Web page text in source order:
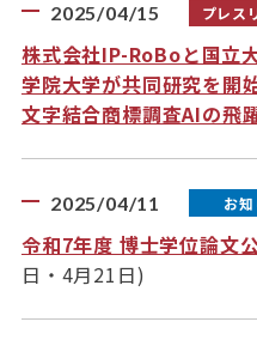
2025/04/15 プレス
株式会社IP-RoBoと国立
学院大学が共同研究を開
文字結合商標調査AIの飛
2025/04/11 お
令和7年度 博士学位論文
日・4月21日)